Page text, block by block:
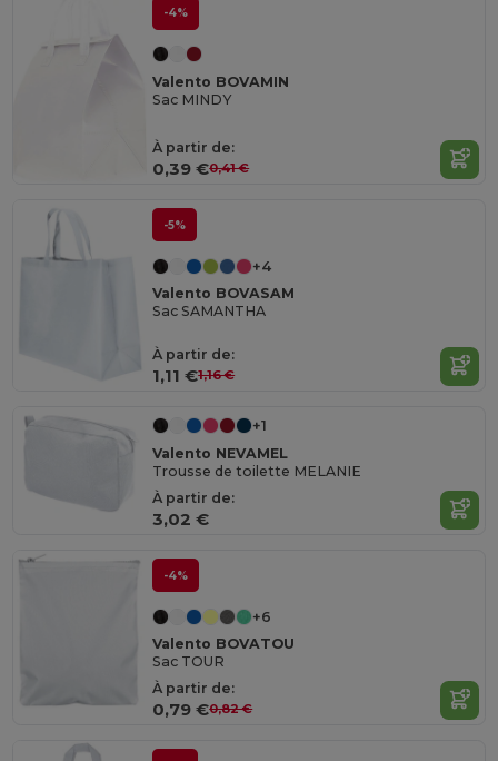
-4%
Valento BOVAMIN
Sac MINDY
À partir de:
0,39 €0,41 €
-5%
+4
Valento BOVASAM
Sac SAMANTHA
À partir de:
1,11 €1,16 €
+1
Valento NEVAMEL
Trousse de toilette MELANIE
À partir de:
3,02 €
-4%
+6
Valento BOVATOU
Sac TOUR
À partir de:
0,79 €0,82 €